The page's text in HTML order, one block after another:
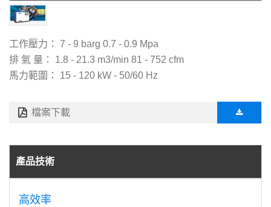
工作壓力： 7 - 9 barg 0.7 - 0.9 Mpa
排 氣 量： 1.8 - 21.3 m3/min 81 - 752 cfm
馬力範圍： 15 - 120 kW - 50/60 Hz
檔案下載
產品技術
高效率